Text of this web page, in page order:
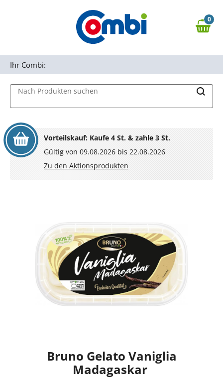
Zur Navigation springen
0,00 €
0
Nach Produkten suchen
Ihr Combi:
Vorteilskauf: Kaufe 4 St. & zahle 3 St.
Gültig von 09.08.2026 bis 22.08.2026
Zu den Aktionsprodukten
Bruno Gelato Vaniglia
Madagaskar